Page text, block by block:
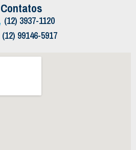
Contatos
(12) 3937-1120
(12) 99146-5917